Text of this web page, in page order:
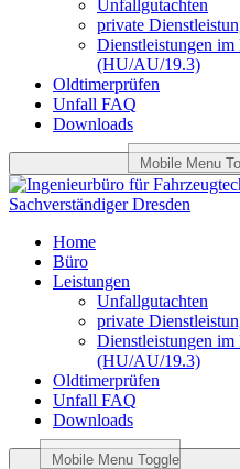
Unfallgutachten
private
Dienstleistungen
(HU/AU/19.3)
Oldtimerprüfen
Unfall FAQ
Downloads
Mobile Menu
Home
Büro
Leistungen
Unfallgutachten
private
Dienstleistungen
(HU/AU/19.3)
Oldtimerprüfen
Unfall FAQ
Downloads
Mobile Menu Toggle